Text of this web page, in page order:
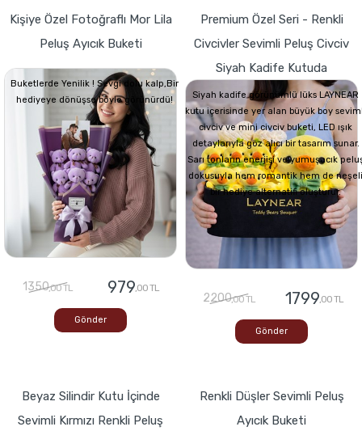
Kişiye Özel Fotoğraflı Mor Lila
Peluş Ayıcık Buketi
Buketlerde Yenilik ! Sevgi dolu kalp,Bir
hediyeye dönüşse böyle görünürdü!
1350,00 TL 979,00 TL
Gönder
Premium Özel Seri - Renkli
Civcivler Sevimli Peluş Civciv
Siyah Kadife Kutuda
Siyah kadife görünümlü lüks LAYNEAR
kutu içerisinde yer alan büyük boy
civciv ve mini civciv buketi, LED ışık
detaylarıyla göz alıcı bir tasarım sunar.
Sarı tonların enerjisi ve yumuşacık
dokusuyla hem romantik hem de neşeli
bir hediye alternatifi oluşturur.
2200,00 TL 1799,00 TL
Gönder
Beyaz Silindir Kutu İçinde
Sevimli Kırmızı Renkli Peluş
Renkli Düşler Sevimli Peluş
Ayıcık Buketi